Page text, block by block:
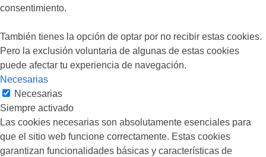
consentimiento.
También tienes la opción de optar por no recibir estas cookies.
Pero la exclusión voluntaria de algunas de estas cookies
puede afectar tu experiencia de navegación.
Necesarias
Necesarias
Siempre activado
Las cookies necesarias son absolutamente esenciales para
que el sitio web funcione correctamente. Estas cookies
garantizan funcionalidades básicas y características de